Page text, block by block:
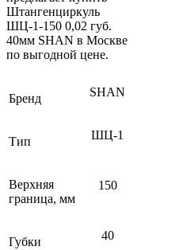
Штангенциркуль
ШЦ-1-150 0,02 губ.
40мм SHAN в Москве
по выгодной цене.
Бренд SHAN
Тип ШЦ-1
Верхняя
граница, мм
150
Губки 40